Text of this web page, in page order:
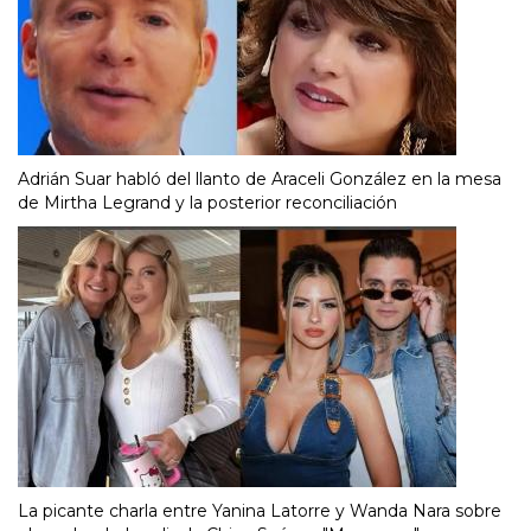
Adrián Suar habló del llanto de Araceli González en la mesa
de Mirtha Legrand y la posterior reconciliación
La picante charla entre Yanina Latorre y Wanda Nara sobre